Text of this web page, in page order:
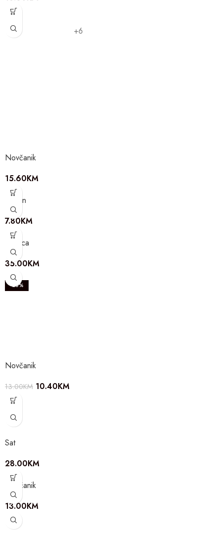
+6
Novčanik
15.60KM
Prsten
7.80KM
Torbica
35.00KM
-20%
Novčanik
13.00KM 10.40KM
Sat
28.00KM
Novčanik
13.00KM